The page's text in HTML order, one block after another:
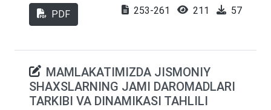
jozibadorligini oshirishda muhim omil sifatida
namoyon bo‘ladi. Shu sababli ularning boshqaruv
darajasini oshirish, shuningdek, barcha
manfaatdor tomonlar huquq va manfaatlarini
ishonchli himoya qilish bugungi kunning ustuvor
PDF 253-261 211 57
MAMLAKATIMIZDA JISMONIY
SHAXSLARNING JAMI DAROMADLARI
TARKIBI VA DINAMIKASI TAHLILI